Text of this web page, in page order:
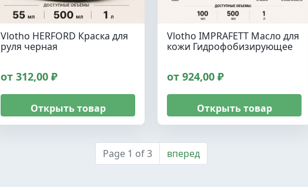
Vlotho HERFORD Краска для
руля черная
от 312,00 ₽
Открыть товар
Vlotho IMPRAFETT Масло для
кожи Гидрофобизирующее
от 924,00 ₽
Открыть товар
Page 1 of 3 вперед